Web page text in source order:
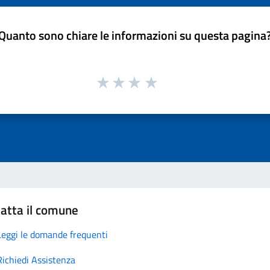
sono chiare le informazioni su questa
il comune
le domande frequenti
Assistenza